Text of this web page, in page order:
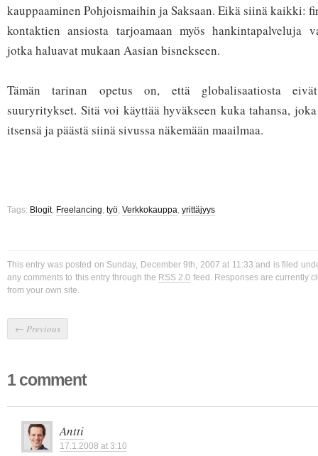
kauppaaminen Pohjoismaihin ja Saksaan. Eikä siinä kaikki:
kontaktien ansiosta tarjoamaan myös hankintapalveluja
jotka haluavat mukaan Aasian bisnekseen.
Tämän tarinan opetus on, että globalisaatiosta
suuryritykset. Sitä voi käyttää hyväkseen kuka tahansa,
itsensä ja päästä siinä sivussa näkemään maailmaa.
Tags: Blogit, Freelancing, työ, Verkkokauppa, yrittäjyys
This entry was posted on Sunday, December 9th, 2007 at 11:33 and is filed
any comments to this entry through the RSS 2.0 feed. Responses are currently
from your own site.
← Previous
1 comment
Antti
17.1.2008 at 3:10